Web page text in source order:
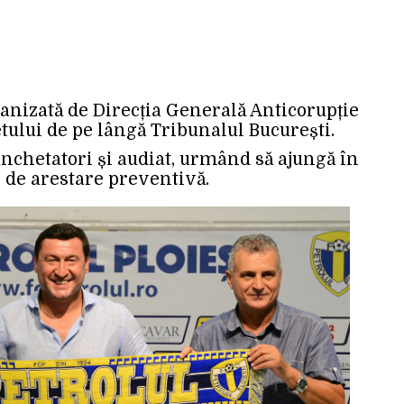
de Direcția Generală Anticorupție
de pe lângă Tribunalul București.
și audiat, urmând să ajungă în
arestare preventivă.